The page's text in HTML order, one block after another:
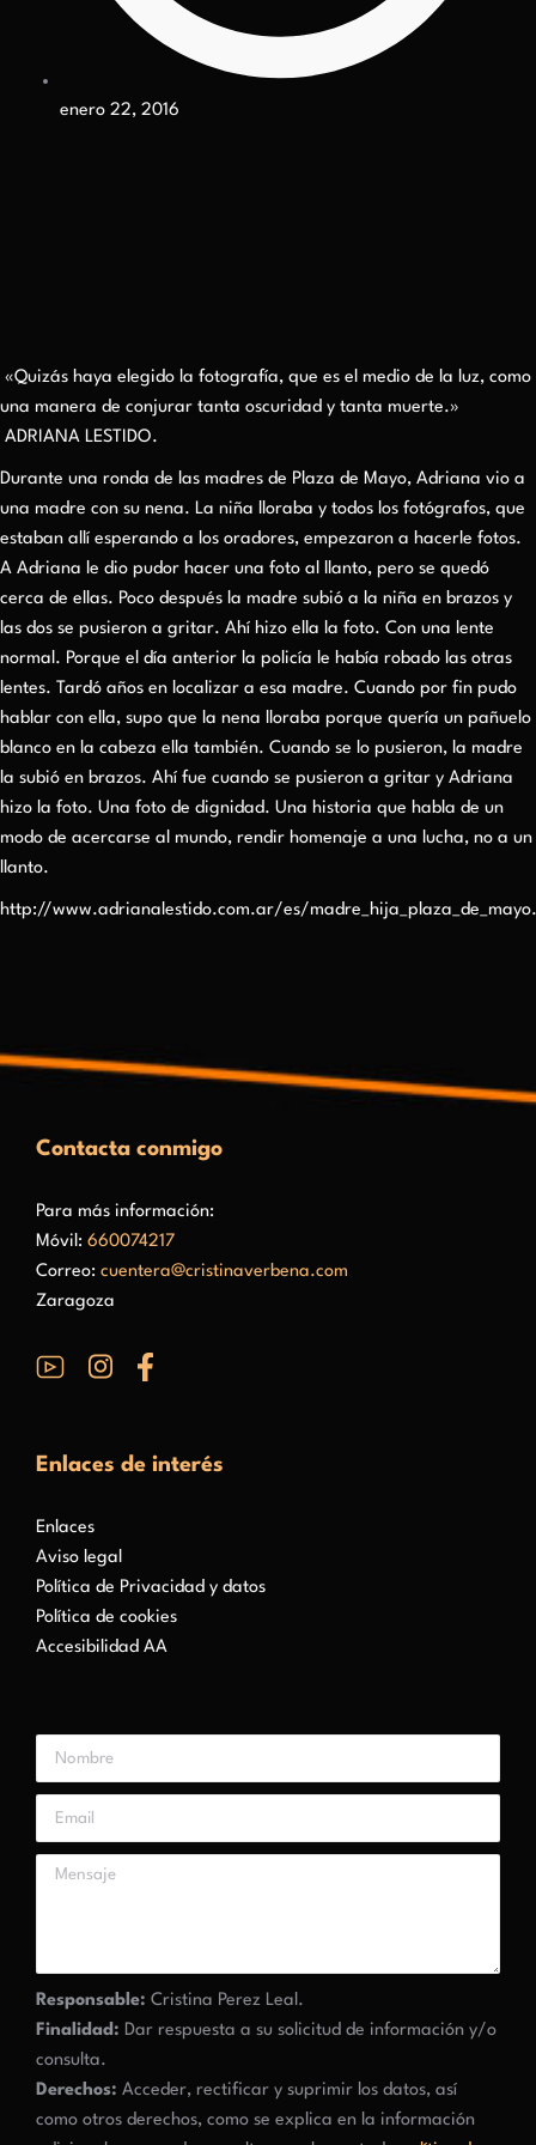
enero 22, 2016
«Quizás haya elegido la fotografía, que es el medio de la luz, como
una manera de conjurar tanta oscuridad y tanta muerte.»
ADRIANA LESTIDO.
Durante una ronda de las madres de Plaza de Mayo, Adriana vio a
una madre con su nena. La niña lloraba y todos los fotógrafos, que
estaban allí esperando a los oradores, empezaron a hacerle fotos.
A Adriana le dio pudor hacer una foto al llanto, pero se quedó
cerca de ellas. Poco después la madre subió a la niña en brazos y
las dos se pusieron a gritar. Ahí hizo ella la foto. Con una lente
normal. Porque el día anterior la policía le había robado las otras
lentes. Tardó años en localizar a esa madre. Cuando por fin pudo
hablar con ella, supo que la nena lloraba porque quería un pañuelo
blanco en la cabeza ella también. Cuando se lo pusieron, la madre
la subió en brazos. Ahí fue cuando se pusieron a gritar y Adriana
hizo la foto. Una foto de dignidad. Una historia que habla de un
modo de acercarse al mundo, rendir homenaje a una lucha, no a un
llanto.
http://www.adrianalestido.com.ar/es/
Contacta conmigo
Para más información:
Móvil: 660074217
Correo: cuentera@cristinaverbena.com
Zaragoza
Enlaces de interés
Enlaces
Aviso legal
Política de Privacidad y datos
Política de cookies
Accesibilidad AA
Responsable: Cristina Perez Leal.
Finalidad: Dar respuesta a su solicitud de información y/o
consulta.
Derechos: Acceder, rectificar y suprimir los datos, así
como otros derechos, como se explica en la información